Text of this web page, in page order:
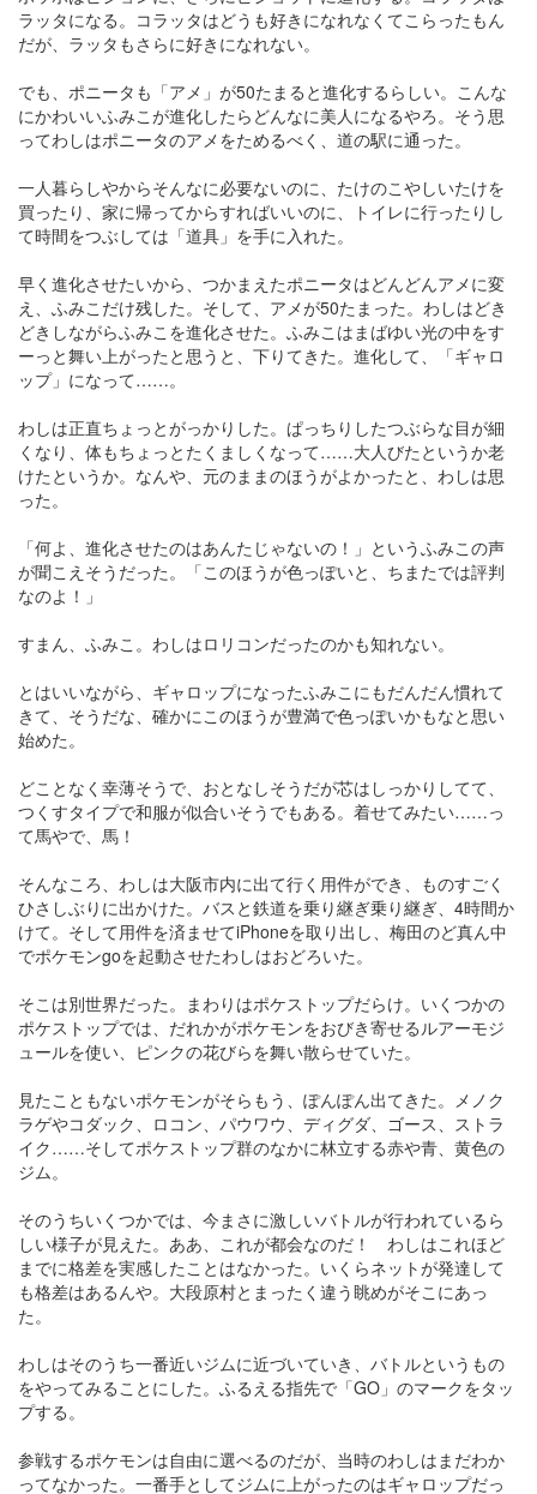
ラッタになる。コラッタはどうも好きになれなくてこらったもん
だが、ラッタもさらに好きになれない。
でも、ポニータも「アメ」が50たまると進化するらしい。こんな
にかわいいふみこが進化したらどんなに美人になるやろ。そう思
ってわしはポニータのアメをためるべく、道の駅に通った。
一人暮らしやからそんなに必要ないのに、たけのこやしいたけを
買ったり、家に帰ってからすればいいのに、トイレに行ったりし
て時間をつぶしては「道具」を手に入れた。
早く進化させたいから、つかまえたポニータはどんどんアメに変
え、ふみこだけ残した。そして、アメが50たまった。わしはどき
どきしながらふみこを進化させた。ふみこはまばゆい光の中をす
ーっと舞い上がったと思うと、下りてきた。進化して、「ギャロ
ップ」になって……。
わしは正直ちょっとがっかりした。ぱっちりしたつぶらな目が細
くなり、体もちょっとたくましくなって……大人びたというか老
けたというか。なんや、元のままのほうがよかったと、わしは思
った。
「何よ、進化させたのはあんたじゃないの！」というふみこの声
が聞こえそうだった。「このほうが色っぽいと、ちまたでは評判
なのよ！」
すまん、ふみこ。わしはロリコンだったのかも知れない。
とはいいながら、ギャロップになったふみこにもだんだん慣れて
きて、そうだな、確かにこのほうが豊満で色っぽいかもなと思い
始めた。
どことなく幸薄そうで、おとなしそうだが芯はしっかりしてて、
つくすタイプで和服が似合いそうでもある。着せてみたい……っ
て馬やで、馬！
そんなころ、わしは大阪市内に出て行く用件ができ、ものすごく
ひさしぶりに出かけた。バスと鉄道を乗り継ぎ乗り継ぎ、4時間か
けて。そして用件を済ませてiPhoneを取り出し、梅田のど真ん中
でポケモンgoを起動させたわしはおどろいた。
そこは別世界だった。まわりはポケストップだらけ。いくつかの
ポケストップでは、だれかがポケモンをおびき寄せるルアーモジ
ュールを使い、ピンクの花びらを舞い散らせていた。
見たこともないポケモンがそらもう、ぽんぽん出てきた。メノク
ラゲやコダック、ロコン、パウワウ、ディグダ、ゴース、ストラ
イク……そしてポケストップ群のなかに林立する赤や青、黄色の
ジム。
そのうちいくつかでは、今まさに激しいバトルが行われているら
しい様子が見えた。ああ、これが都会なのだ！ わしはこれほど
までに格差を実感したことはなかった。いくらネットが発達して
も格差はあるんや。大段原村とまったく違う眺めがそこにあっ
た。
わしはそのうち一番近いジムに近づいていき、バトルというもの
をやってみることにした。ふるえる指先で「GO」のマークをタッ
プする。
参戦するポケモンは自由に選べるのだが、当時のわしはまだわか
ってなかった。一番手としてジムに上がったのはギャロップだっ